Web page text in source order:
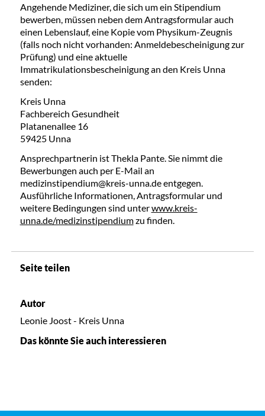
Angehende Mediziner, die sich um ein Stipendium
bewerben, müssen neben dem Antragsformular auch
einen Lebenslauf, eine Kopie vom Physikum-Zeugnis
(falls noch nicht vorhanden: Anmeldebescheinigung zur
Prüfung) und eine aktuelle
Immatrikulationsbescheinigung an den Kreis Unna
senden:
Kreis Unna
Fachbereich Gesundheit
Platanenallee 16
59425 Unna
Ansprechpartnerin ist Thekla Pante. Sie nimmt die
Bewerbungen auch per E-Mail an
medizinstipendium@kreis-unna.de entgegen.
Ausführliche Informationen, Antragsformular und
weitere Bedingungen sind unterwww.kreis-
unna.de/medizinstipendiumzu finden.
Seite teilen
Autor
Leonie Joost - Kreis Unna
Das könnte Sie auch interessieren